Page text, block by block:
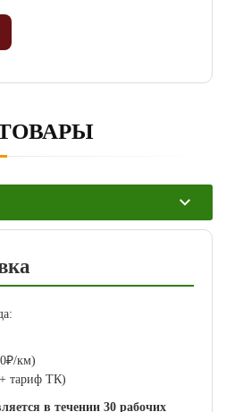
км)
тариф ТК)
в течении 30 рабочих